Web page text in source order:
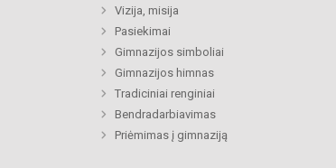
Vizija, misija
Pasiekimai
Gimnazijos simboliai
Gimnazijos himnas
Tradiciniai renginiai
Bendradarbiavimas
Priėmimas į gimnaziją